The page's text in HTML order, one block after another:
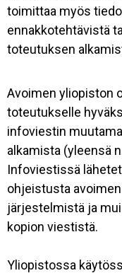
toimittaa myös
ennakkotehtävistä
toteutuksen
Avoimen yliopiston
toteutukselle
infoviestin
alkamista (yleensä
Infoviestissä
ohjeistusta
järjestelmistä ja
kopion viestistä.
Yliopistossa